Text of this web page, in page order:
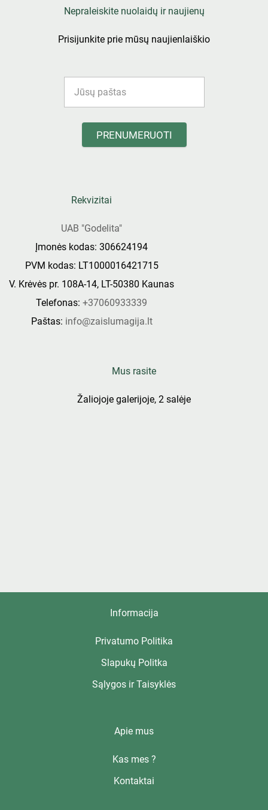
Nepraleiskite nuolaidų ir naujienų
Prisijunkite prie mūsų naujienlaiškio
PRENUMERUOTI
Rekvizitai
UAB "Godelita"
Įmonės kodas: 306624194
PVM kodas: LT1000016421715
V. Krėvės pr. 108A-14, LT-50380 Kaunas
Telefonas: +37060933339
Paštas: info@zaislumagija.lt
Mus rasite
Žaliojoje galerijoje, 2 salėje
Informacija
Privatumo Politika
Slapukų Politka
Sąlygos ir Taisyklės
Apie mus
Kas mes ?
Kontaktai